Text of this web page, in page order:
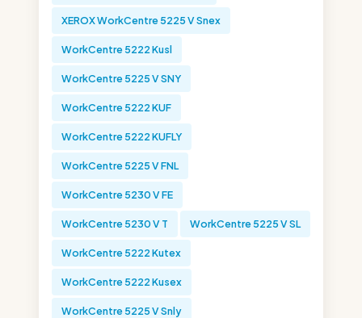
XEROX WorkCentre 5225 V Snex
WorkCentre 5222 Kusl
WorkCentre 5225 V SNY
WorkCentre 5222 KUF
WorkCentre 5222 KUFLY
WorkCentre 5225 V FNL
WorkCentre 5230 V FE
WorkCentre 5230 V T WorkCentre 5225 V SL
WorkCentre 5222 Kutex
WorkCentre 5222 Kusex
WorkCentre 5225 V Snly